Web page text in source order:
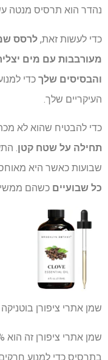
נהדר הוא תרסיס מנטה
כדי לעשות זאת,
מעורבבות עם מים
והבסיסים שלך כדי
העיקריים שלך.
כדי להבטיח שהוא לא
תחילה על שטח קטן.
שבועות כאשר היא
כל שבועיים כשהם
שמן אתרי ציפורן בוטניקה